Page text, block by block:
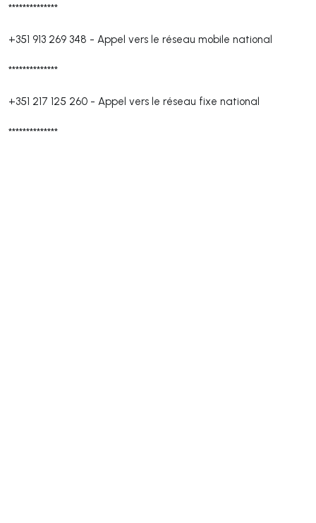
**************
+351 913 269 348 - Appel vers le réseau mobile national
**************
+351 217 125 260 - Appel vers le réseau fixe national
**************